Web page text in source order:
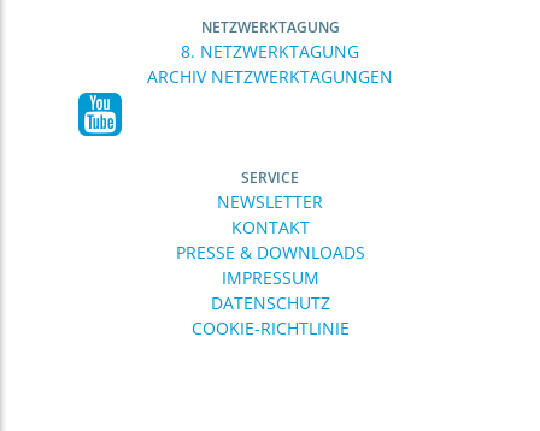
NETZWERKTAGUNG
8. NETZWERKTAGUNG
ARCHIV NETZWERKTAGUNGEN
SERVICE
NEWSLETTER
KONTAKT
PRESSE & DOWNLOADS
IMPRESSUM
DATENSCHUTZ
COOKIE-RICHTLINIE